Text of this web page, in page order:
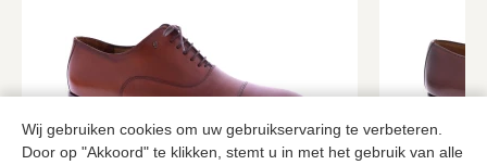
Wij gebruiken cookies om uw gebruikservaring te verbeteren.
Door op "Akkoord" te klikken, stemt u in met het gebruik van alle